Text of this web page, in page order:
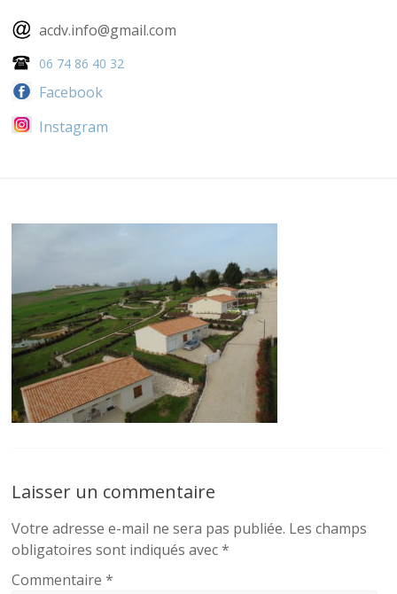
acdv.info@gmail.com
06 74 86 40 32
Facebook
Instagram
Laisser un commentaire
Votre adresse e-mail ne sera pas publiée. Les champs
obligatoires sont indiqués avec*
Commentaire*